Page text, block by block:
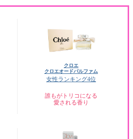
クロエ
クロエオードパルファム
女性ランキング4位
誰もがトリコになる
愛される香り